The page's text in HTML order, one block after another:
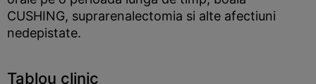
CUSHING, suprarenalectomia si alte afectiuni
nedepistate.
Tablou clinic